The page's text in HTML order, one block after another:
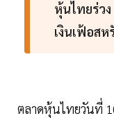
หุ้นไทยร่ว
เงินเฟ้อส
ตลาดหุ้นไทยวันที่